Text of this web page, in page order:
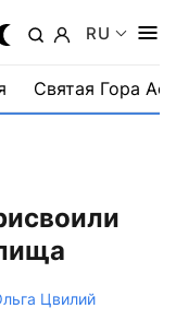
RU
Святая Гора
Цвилий